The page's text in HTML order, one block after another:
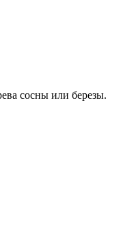
сосны или березы.